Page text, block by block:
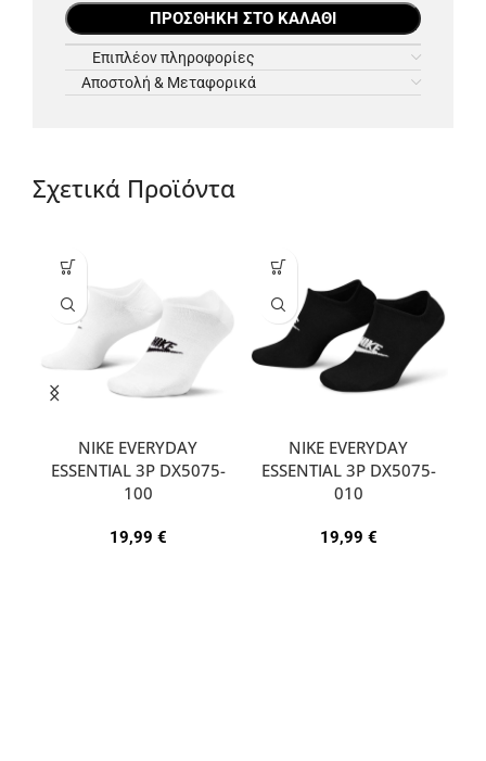
ΠΡΟΣΘΉΚΗ ΣΤΟ ΚΑΛΆΘΙ
Επιπλέον πληροφορίες
Αποστολή & Μεταφορικά
Σχετικά Προϊόντα
NIKE EVERYDAY
ESSENTIAL 3P DX5075-
100
19,99 €
NIKE EVERYDAY
ESSENTIAL 3P DX5075-
010
19,99 €